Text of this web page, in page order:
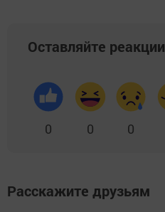
Оставляйте реакции
0 0 0
Расскажите друзьям